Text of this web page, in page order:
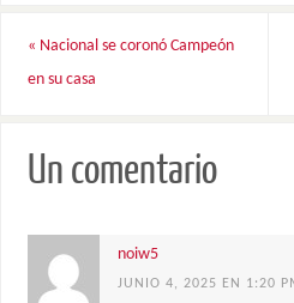
« Nacional se coronó Campeón
en su casa
Un comentario
noiw5
JUNIO 4, 2025 EN 1:20